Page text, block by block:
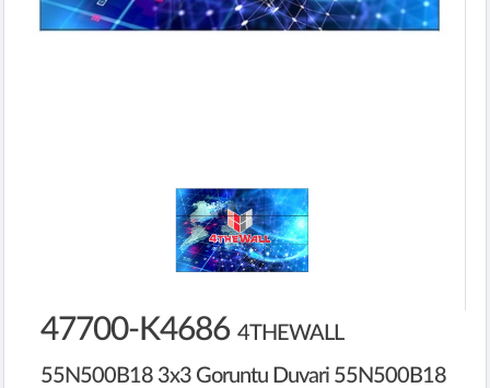
47700-K4686 4THEWALL
55N500B18 3x3 Goruntu Duvari 55N500B18